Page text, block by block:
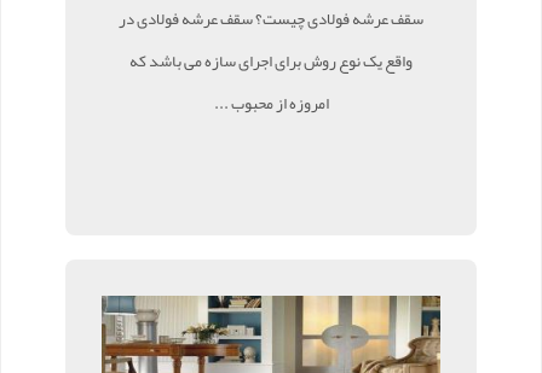
سقف عرشه فولادی چیست؟ سقف عرشه فولادی در
واقع یک نوع روش برای اجرای سازه می باشد که
امروزه از محبوب ...